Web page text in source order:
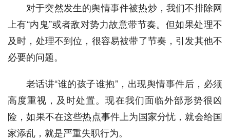
对于突然发生的舆情事件被热炒，我们不排除网
上有“内鬼”或者敌对势力故意带节奏。但如果处理不
及时，处理不到位，很容易被带了节奏，引发其他不
必要的问题。
老话讲“谁的孩子谁抱”，出现舆情事件后，必须
高度重视，及时处置。现在我们面临外部形势很凶
险，如果不在这些热点事件上为国家分忧，就会给国
家添乱，就是严重失职行为。